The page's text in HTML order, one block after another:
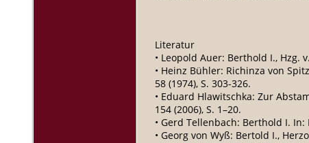
Literatur
• Leopold Auer: Berthold I., Hzg.
• Heinz Bühler: Richinza von
58 (1974), S. 303-326.
• Eduard Hlawitschka: Zur
154 (2006), S. 1–20.
• Gerd Tellenbach: Berthold I.
• Georg von Wyß: Bertold I.,